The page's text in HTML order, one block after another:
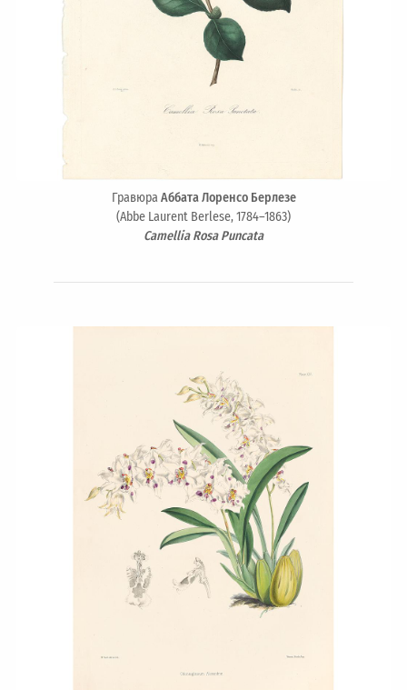
ГравюраАббата Лоренсо Берлезе
(Abbe Laurent Berlese, 1784–1863)
Camellia Rosa Puncata